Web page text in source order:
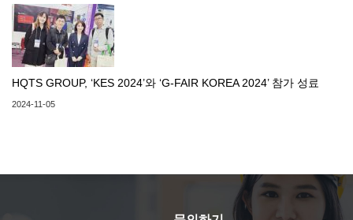
HQTS GROUP, ‘KES 2024’와 ‘G-FAIR KOREA 2024’ 참가 성료
2024-11-05